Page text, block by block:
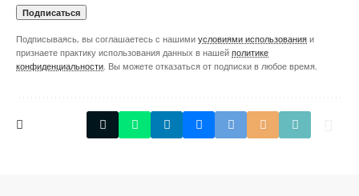
Подписываясь, вы соглашаетесь с нашими условиями использования и
признаете практику использования данных в нашей политике
конфиденциальности . Вы можете отказаться от подписки в любое время.